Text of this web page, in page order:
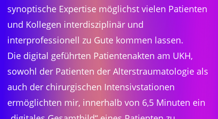
synoptische Expertise möglichst vielen Patienten
und Kollegen interdisziplinär und
interprofessionell zu Gute kommen lassen.
Die digital geführten Patientenakten am UKH,
sowohl der Patienten der Alterstraumatologie als
auch der chirurgischen Intensivstationen
ermöglichten mir, innerhalb von 6,5 Minuten ein